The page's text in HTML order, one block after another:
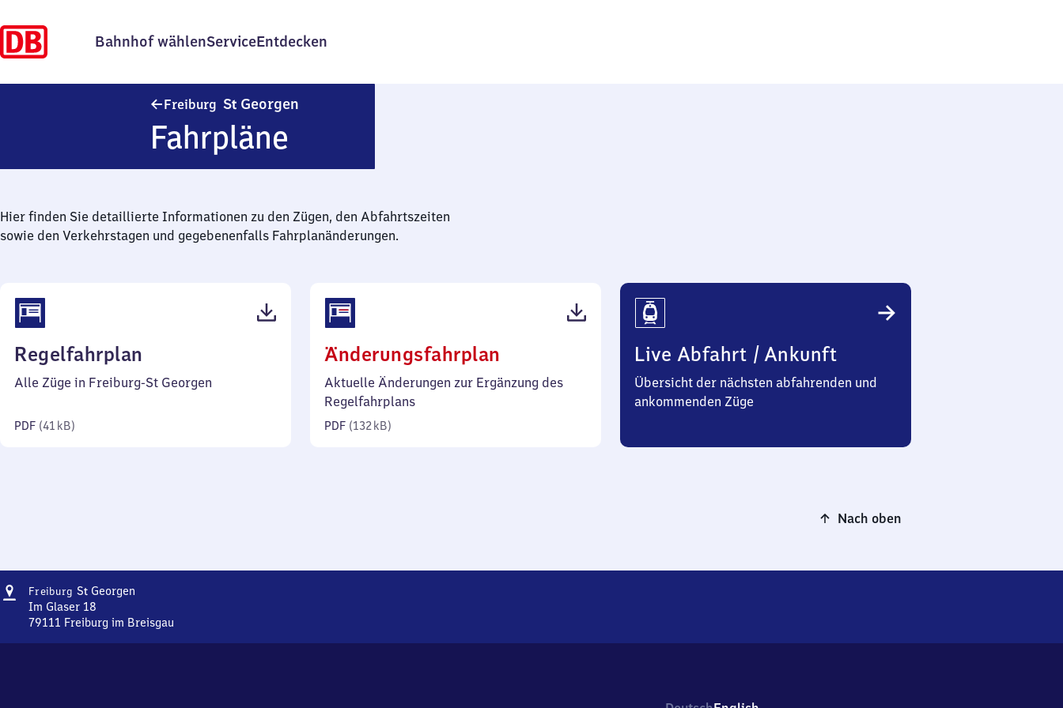
Bahnhof wählenServiceEntdecken
Freiburg St Georgen
Fahrpläne
Hier finden Sie detaillierte Informationen zu den Zügen, den Abfahrtszeiten
sowie den Verkehrstagen und gegebenenfalls Fahrplanänderungen.
Regelfahrplan
41
Alle Züge in Freiburg-St Georgen
PDF (41 kB)
Änderungsfahrplan
132
Aktuelle Änderungen zur Ergänzung des
Regelfahrplans
PDF (132 kB)
Live Abfahrt / Ankunft
Übersicht der nächsten abfahrenden und
ankommenden Züge
Nach oben
Adresse
Freiburg St Georgen
Georgen
Im Glaser 18
79111 Freiburg im Breisgau